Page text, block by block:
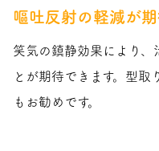
嘔吐反射の軽減が期
笑気の鎮静効果により、
とが期待できます。型取
もお勧めです。